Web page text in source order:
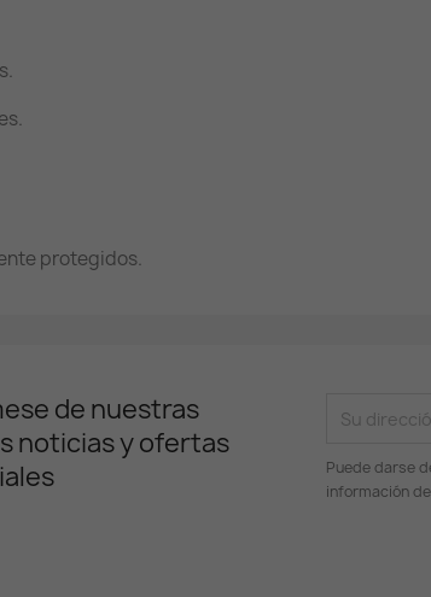
protegidos.
de nuestras
noticias y ofertas
Puede darse
información